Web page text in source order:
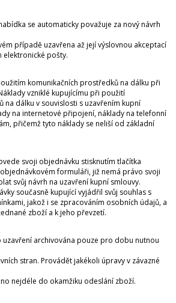
se automaticky považuje za nový návrh
případě uzavřena až její výslovnou akceptací
pošty.
komunikačních prostředků na dálku při
vzniklé kupujícímu při použití
na dálku v souvislosti s uzavřením kupní
na internetové připojení, náklady na telefonní
přičemž tyto náklady se neliší od základní
svoji objednávku stisknutím tlačítka
objednávkovém formuláři, již nemá právo svoji
svůj návrh na uzavření kupní smlouvy.
současně kupující vyjádřil svůj souhlas s
jakož i se zpracováním osobních údajů, a
zboží a k jeho převzetí.
uzavření archivována pouze pro dobu nutnou
stran. Provádět jakékoli úpravy v závazné
nejdéle do okamžiku odeslání zboží.